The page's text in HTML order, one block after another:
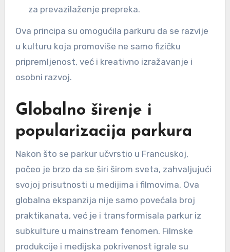
za prevazilaženje prepreka.
Ova principa su omogućila parkuru da se razvije
u kulturu koja promoviše ne samo fizičku
pripremljenost, već i kreativno izražavanje i
osobni razvoj.
Globalno širenje i
popularizacija parkura
Nakon što se parkur učvrstio u Francuskoj,
počeo je brzo da se širi širom sveta, zahvaljujući
svojoj prisutnosti u medijima i filmovima. Ova
globalna ekspanzija nije samo povećala broj
praktikanata, već je i transformisala parkur iz
subkulture u mainstream fenomen. Filmske
produkcije i medijska pokrivenost igrale su